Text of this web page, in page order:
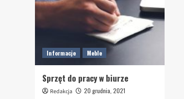
Informacje Meble
Sprzęt do pracy w biurze
Redakcja
20 grudnia, 2021